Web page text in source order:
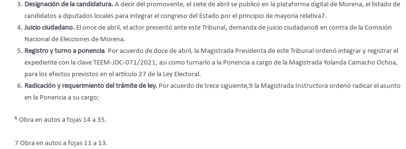
Designación de la candidatura. A decir del promovente, el siete de abril se publicó en la plataforma digital de Morena, el listado de
candidatos a diputados locales para integrar el congreso del Estado por el principio de mayoría relativa7.
Juicio ciudadano. El once de abril, el actor presentó ante este Tribunal, demanda de juicio ciudadano8 en contra de la Comisión
Nacional de Elecciones de Morena.
Registro y turno a ponencia. Por acuerdo de doce de abril, la Magistrada Presidenta de este Tribunal ordenó integrar y registrar el
expediente con la clave TEEM-JDC-071/2021, así como turnarlo a la Ponencia a cargo de la Magistrada Yolanda Camacho Ochoa,
para los efectos previstos en el artículo 27 de la Ley Electoral.
Radicación y requerimiento del trámite de ley. Por acuerdo de trece siguiente,9 la Magistrada Instructora ordenó radicar el asunto
en la Ponencia a su cargo;
6 Obra en autos a fojas 14 a 35.
7 Obra en autos a fojas 11 a 13.